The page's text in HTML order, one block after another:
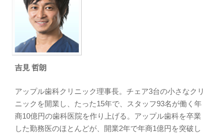
吉見 哲朗
アップル歯科クリニック理事長。チェア3台の小さなクリ
ニックを開業し、たった15年で、スタッフ93名が働く年
商10億円の歯科医院を作り上げる。アップル歯科を卒業
した勤務医のほとんどが、開業2年で年商1億円を突破し